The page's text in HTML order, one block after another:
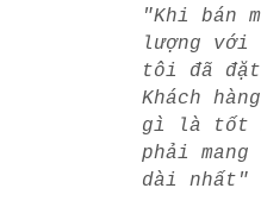
"Khi bán
lượng
tôi đã
Khách
gì là tốt
phải
dài nhất"